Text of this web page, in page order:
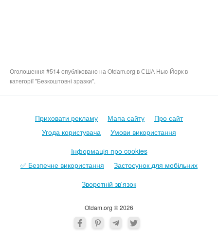
Оголошення #514 опубліковано на Otdam.org в США Нью-Йорк в
категорії "Безкоштовні зразки".
Otdam.org © 2026
Приховати рекламу Мапа сайту
Про сайт
Угода користувача
Умови використання
Інформація про cookies
✅ Безпечне використання
Застосунок для мобільних
Зворотній зв'язок